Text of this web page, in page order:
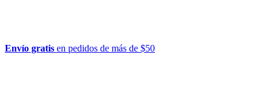
Envío gratis en pedidos de más de $50